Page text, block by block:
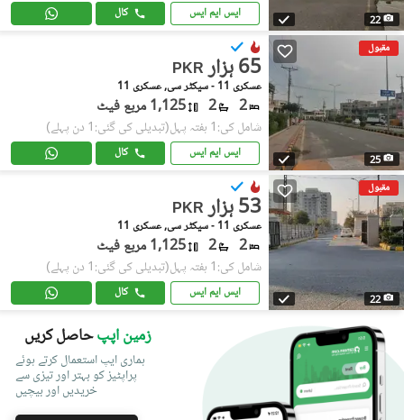
22 ایس ایم ایس کال
مقبول
25
PKR 65 ہزار
عسکری 11 - سیکٹر سی, عسکری 11
2
2 1,125 مربع فیٹ
شامل کی:1 ہفتہ پہل (تبدیلی کی گئی:1 دن پہلے)
ایس ایم ایس کال
مقبول
22
PKR 53 ہزار
عسکری 11 - سیکٹر سی, عسکری 11
2
2 1,125 مربع فیٹ
شامل کی:1 ہفتہ پہل (تبدیلی کی گئی:1 دن پہلے)
ایس ایم ایس کال
زمین اپپحاصل کریں
ہماری ایپ استعمال کرتے ہوئے
پراپٹیز کو بہتر اور تیزی سے
خریدیں اور بیچیں